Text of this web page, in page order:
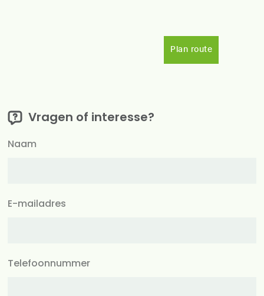
Plan route
Vragen of interesse?
Naam
E-mailadres
Telefoonnummer